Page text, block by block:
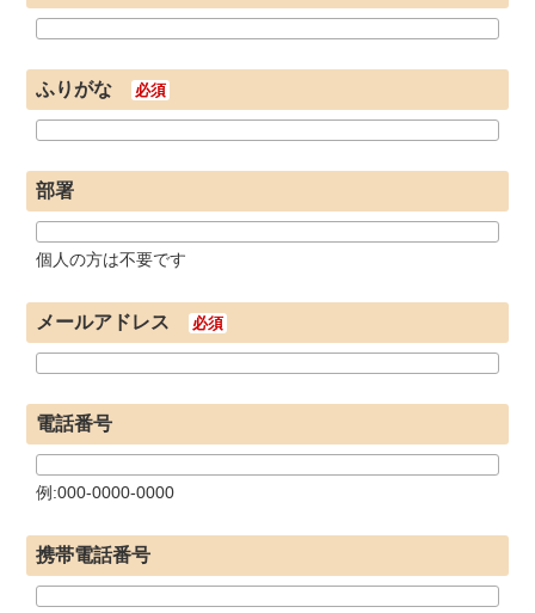
ふりがな 必須
部署
個人の方は不要です
メールアドレス 必須
電話番号
例:000-0000-0000
携帯電話番号